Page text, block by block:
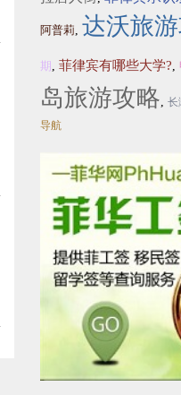
阿普莉, 达沃旅
期 , 菲律宾有哪些大学?,
岛旅游攻略, 长
导航